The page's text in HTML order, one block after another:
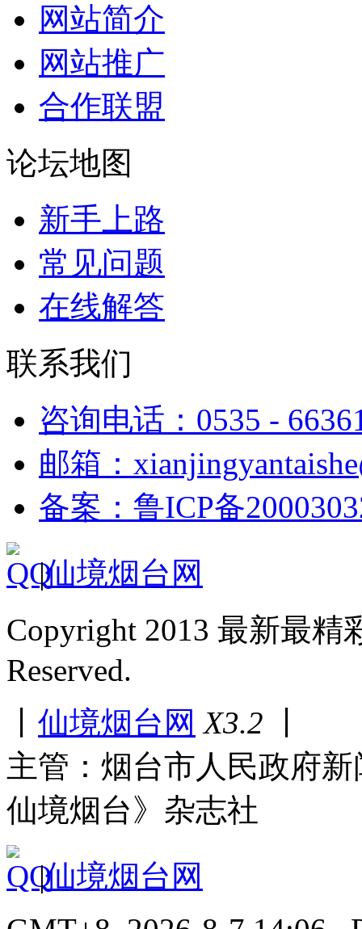
网站简介
网站推广
合作联盟
论坛地图
新手上路
常见问题
在线解答
联系我们
咨询电话：0535 -
邮箱：
备案：鲁ICP备
|仙境烟台网
Copyright 2013 最新最
Reserved.
仙境烟台网 X3.2
主管：烟台市人民政府
仙境烟台》杂志社
|仙境烟台网